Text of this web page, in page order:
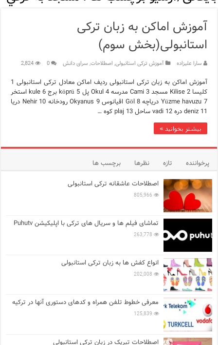
12 اشتباه رایج در دریافت شهروندی ترکیه از طریق خرید ملک
ویژگی‌های رفتاری و اجتماعی در زبان ترکی استانبولی
ویژگی‌های مثبت شخصیت در زبان ترکی استانبولی
موزه افسانه‌های کارتال استانبول؛ سفری به دنیای قصه‌ها در
موزه ساعت کاخ توپکاپی استانبول
اجاره خانه در استانبول چگونه است؟ راهنمای کامل در سال 2026
آموزش اماکن به زبان ترکی
استانبولی(بخش سوم)
سارا علیزاده آموزش ترکی استانبولی, اصطلاحات, سرای دانش 0
2,824
آموزش اماکن به زبان ترکی استانبولی ردیف اماکن معادل ترکی استانبولی 1
کلیسا Kilise 2 مسجد Cami 3 مدرسه Okul 4 پل köprü 5 برج kule 6 استخر
Yüzme havuzu 7 دریاچه Göl 8 اقیانوس Okyanus 9 رودخانه Nehir 10 دریا
deniz 11 دره vadi 12 ساحل plaj 13 کوه …
بیشتر بخوانید »
پرخواننده تازه نظرها
برچسب ها
اصطلاحات عاشقانه ترکی استانبولی
805,966
تماشای فیلم ها و سریال های ترکی با اپلیکیشن Puhutv
263,778
انواع کفش ها به زبان ترکی استانبولی
202,008
معرفی خطوط تلفن همراه و کدهای دستوری آنها در ترکیه
125,839
اصطلاحات تبریک در زبان ترکی استانبولی